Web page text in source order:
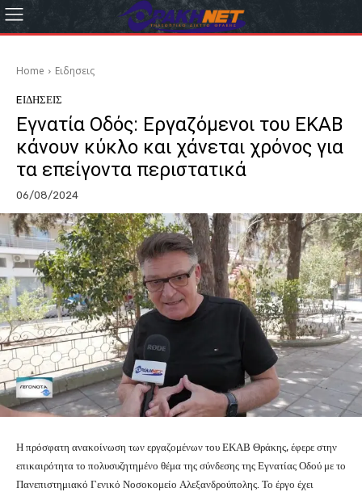
Home Eιδησεις
EΙΔΗΣΕΙΣ
Εγνατία Οδός: Εργαζόμενοι του ΕΚΑΒ
κάνουν κύκλο και χάνεται χρόνος για
τα επείγοντα περιστατικά
06/08/2024
Η πρόσφατη ανακοίνωση των εργαζομένων του ΕΚΑΒ Θράκης, έφερε στην
επικαιρότητα το πολυσυζητημένο θέμα της σύνδεσης της Εγνατίας Οδού με το
Πανεπιστημιακό Γενικό Νοσοκομείο Αλεξανδρούπολης. Το έργο έχει